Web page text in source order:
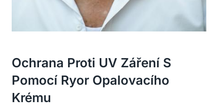
Ochrana Proti UV Záření S
Pomocí Ryor Opalovacího
Krému